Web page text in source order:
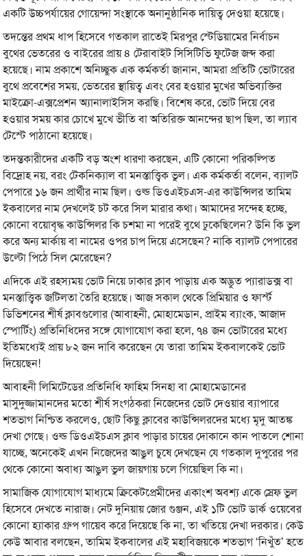
একটি উচ্চপর্যায়ের গোয়েন্দা সংস্থাকে অনানুষ্ঠানিক দায়িত্ব দেওয়া হয়েছে।
তদন্তের প্রথম ধাপ হিসেবে গতকাল রাতেই মিরপুর স্টেডিয়ামের নির্বাচন
বুথের ভেতরের ও বাইরের প্রায় ৪ টেরাবাইট সিসিটিভি ফুটেজ জব্দ করা
হয়েছে। নাম প্রকাশে অনিচ্ছুক এক কর্মকর্তা জানান, আমরা প্রতিটি ভোটারের
বুথে প্রবেশের সময়, ভেতরের স্থায়িত্ব এবং বের হওয়ার মুখের অভিব্যক্তির
মাইক্রো-এক্সপ্রেশন অ্যানালাইসিস করছি। বিশেষ করে, ভোট দিয়ে বের
হওয়ার সময় কার চোখে মুখে ভীতি বা অতিরিক্ত আনন্দের ছাপ ছিল, তা ল্যাব
টেস্টে পাঠানো হয়েছে।
তদন্তকারীদের একটি বড় অংশ ধারণা করছেন, এটি কোনো পরিকল্পিত
বিদ্রোহ নয়, বরং টেকনিক্যাল বা মনস্তাত্ত্বিক ভুল। এক কর্মকর্তা বলেন, ব্যালট
পেপারে ১৬ জন প্রার্থীর নাম ছিল। ওল্ড ডিওএইচএস-এর কাউন্সিলর তামিম
ইকবালের নাম দেখলেই চট করে সিল মারার কথা। আমাদের সন্দেহ হচ্ছে,
কোনো বয়োবৃদ্ধ কাউন্সিলর কি চশমা না পরেই বুথে ঢুকেছিলেন? উনি কি ভুল
করে অন্য মার্কায় বা নামের ওপর চাপ দিয়ে এসেছেন? নাকি ব্যালট পেপারের
উল্টো পিঠে সিল মেরেছেন?
এদিকে এই রহস্যময় ভোট নিয়ে ঢাকার ক্লাব পাড়ায় এক অদ্ভুত প্যারাডক্স বা
মনস্তাত্ত্বিক জটিলতা তৈরি হয়েছে। আজ সকাল থেকে প্রিমিয়ার ও ফার্স্ট
ডিভিশনের শীর্ষ ক্লাবগুলোর (আবাহনী, মোহামেডান, প্রাইম ব্যাংক, আজাদ
স্পোর্টিং) প্রতিনিধিদের সঙ্গে যোগাযোগ করা হলে, ৭৪ জন ভোটারের মধ্যে
ইতিমধ্যেই প্রায় ৮২ জন দাবি করেছেন যে তারা তামিম ইকবালকেই ভোট
দিয়েছেন!
আবাহনী লিমিটেডের প্রতিনিধি ফাহিম সিনহা বা মোহামেডানের
মাসুদুজ্জামানদের মতো শীর্ষ সংগঠকরা নিজেদের ভোট দেওয়ার ব্যাপারে
শতভাগ নিশ্চিত করলেও, ছোট কিছু ক্লাবের কাউন্সিলরদের মধ্যে মৃদু আতঙ্ক
দেখা গেছে। ওল্ড ডিওএইচএস ক্লাব পাড়ার চায়ের দোকানে কান পাতলে শোনা
যাচ্ছে, অনেকেই এখন নিজেদের আঙুল চুষে দেখছেন যে গতকাল দুপুরের পর
থেকে কোনো অবাধ্য আঙুল ভুল জায়গায় চলে গিয়েছিল কি না।
সামাজিক যোগাযোগ মাধ্যমে ক্রিকেটপ্রেমীদের একাংশ অবশ্য একে স্রেফ ভুল
হিসেবে দেখতে নারাজ। নেট দুনিয়ায় জোর গুঞ্জন, এই ১টি ভোট ডার্ক ওয়েবের
কোনো হ্যাকার গ্রুপ গায়েব করে দিয়েছে কি না, তা খতিয়ে দেখা দরকার। কেউ
কেউ আবার বলছেন, তামিম ইকবালের এই মহাবিজয়কে শতভাগ ‘নিখুঁত’ হতে